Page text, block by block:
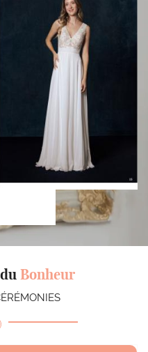
Bonheur